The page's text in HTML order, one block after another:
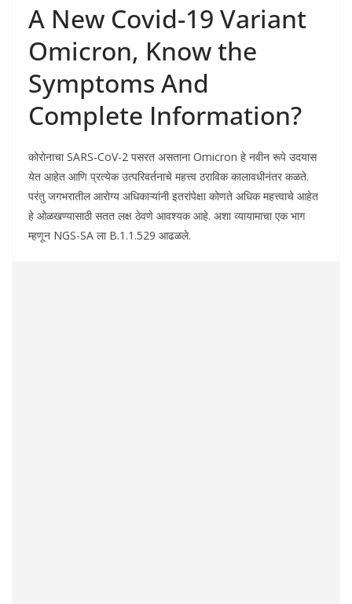
A New Covid-19 Variant
Omicron, Know the
Symptoms And
Complete Information?
कोरोनाचा SARS-CoV-2 पसरत असताना Omicron हे नवीन रूपे उदयास
येत आहेत आणि प्रत्येक उत्परिवर्तनाचे महत्त्व ठराविक कालावधीनंतर कळते.
परंतु जगभरातील आरोग्य अधिकाऱ्यांनी इतरांपेक्षा कोणते अधिक महत्त्वाचे आहेत
हे ओळखण्यासाठी सतत लक्ष ठेवणे आवश्यक आहे. अशा व्यायामाचा एक भाग
म्हणून NGS-SA ला B.1.1.529 आढळले.